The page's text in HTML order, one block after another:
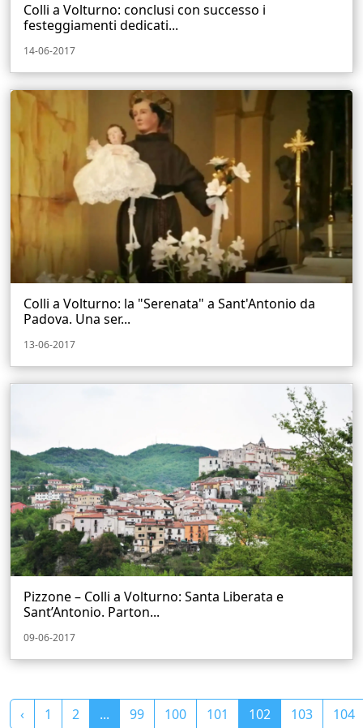
Colli a Volturno: conclusi con successo i
festeggiamenti dedicati...
14-06-2017
Colli a Volturno: la "Serenata" a Sant'Antonio da
Padova. Una ser...
13-06-2017
Pizzone – Colli a Volturno: Santa Liberata e
Sant’Antonio. Parton...
09-06-2017
‹ 1 2 ... 99 100 101 102 103 104